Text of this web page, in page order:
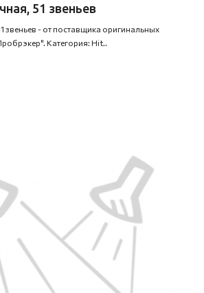
51 звеньев
звеньев - от поставщика оригинальных
Категория: Hit..